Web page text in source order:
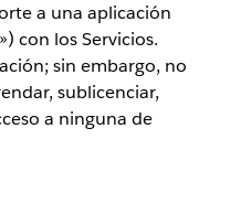
a una aplicación
con los Servicios.
sin embargo, no
sublicenciar,
a ninguna de